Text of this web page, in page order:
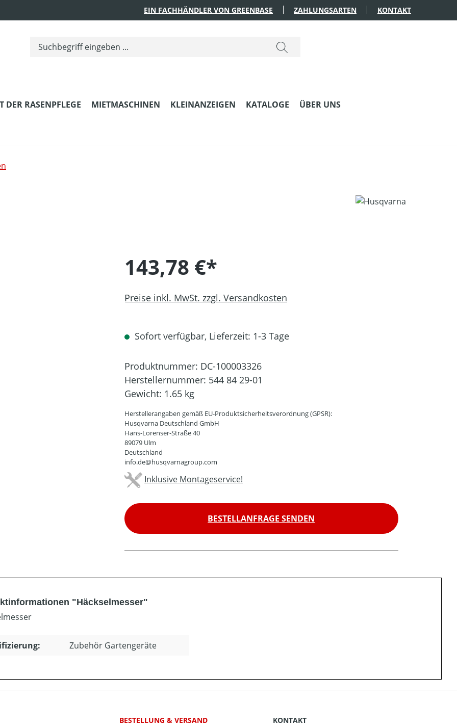
EIN FACHHÄNDLER VON GREENBASE ZAHLUNGSARTEN KONTAKT
DER RASENPFLEGE MIETMASCHINEN KLEINANZEIGEN KATALOGE ÜBER UNS
143,78 €*
Preise inkl. MwSt. zzgl. Versandkosten
Sofort verfügbar, Lieferzeit: 1-3 Tage
Produktnummer: DC-100003326
Herstellernummer: 544 84 29-01
Gewicht: 1.65 kg
Herstellerangaben gemäß EU-Produktsicherheitsverordnung (GPSR):
Husqvarna Deutschland GmbH
Hans-Lorenser-Straße 40
89079 Ulm
Deutschland
info.de@husqvarnagroup.com
Inklusive Montageservice!
BESTELLANFRAGE SENDEN
"Häckselmesser"
Zubehör Gartengeräte
BESTELLUNG & VERSAND
KONTAKT